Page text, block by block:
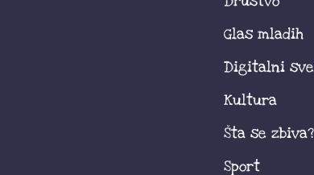
Glas mladih
Digitalni
Kultura
Šta se zbiva?
Sport